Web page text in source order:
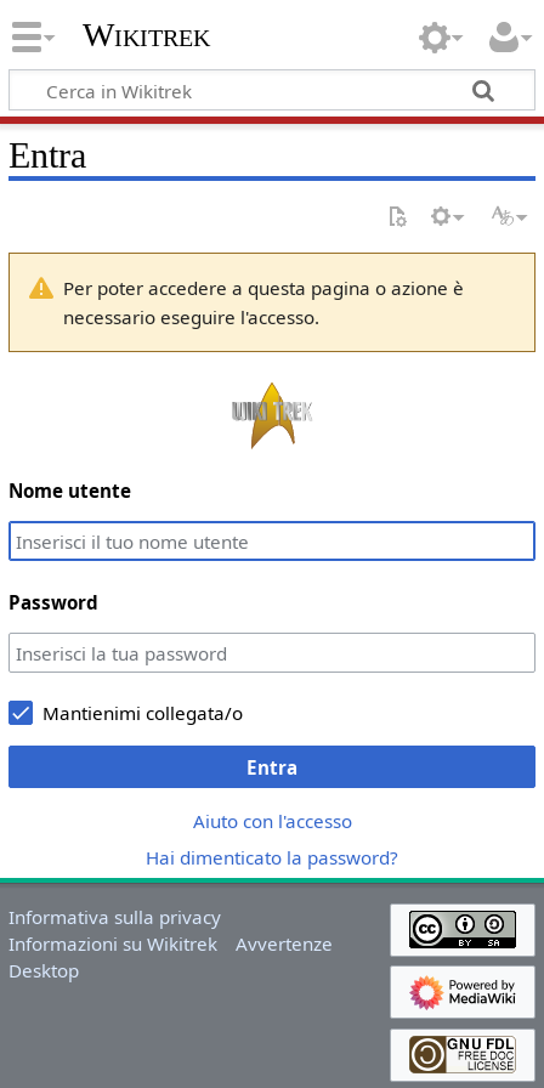
Wikitrek
Entra
Per poter accedere a questa pagina o azione è
necessario eseguire l'accesso.
Nome utente
Password
Mantienimi collegata/o
Entra
Aiuto con l'accesso
Hai dimenticato la password?
Informativa sulla privacy
Informazioni su Wikitrek
Avvertenze
Desktop